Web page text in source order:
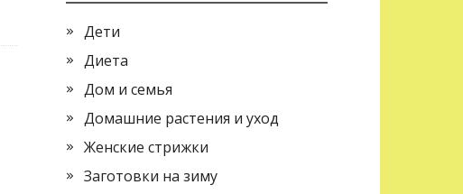
Дети
Диета
Дом и семья
Домашние растения и уход
Женские стрижки
Заготовки на зиму